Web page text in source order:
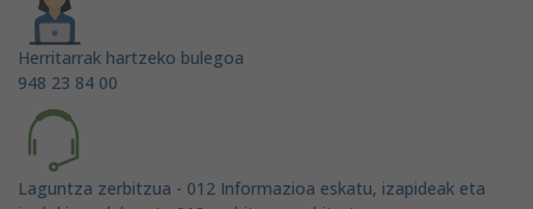
Herritarrak hartzeko bulegoa
948 23 84 00
Laguntza zerbitzua - 012 Informazioa eskatu, izapideak eta